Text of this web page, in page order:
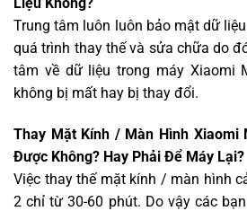
Trung tâm luôn luôn bảo mật dữ
quá trình thay thế và sửa chữa do
tâm về dữ liệu trong máy Xiaomi
không bị mất hay bị thay đổi.
Thay Mặt Kính / Màn Hình Xiaomi
Được Không? Hay Phải Để Máy Lại?
Việc thay thế mặt kính / màn hình
2 chỉ từ 30-60 phút. Do vậy các